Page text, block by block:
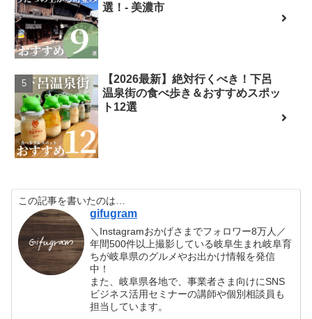
選！- 美濃市
【2026最新】絶対行くべき！下呂
温泉街の食べ歩き＆おすすめスポッ
ト12選
この記事を書いたのは…
gifugram
＼Instagramおかげさまでフォロワー8万人／
年間500件以上撮影している岐阜生まれ岐阜育
ちが岐阜県のグルメやお出かけ情報を発信
中！
また、岐阜県各地で、事業者さま向けにSNS
ビジネス活用セミナーの講師や個別相談員も
担当しています。